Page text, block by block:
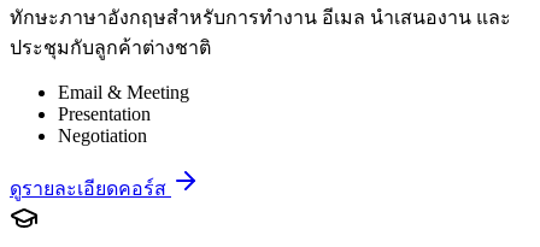
ทักษะภาษาอังกฤษสำหรับการทำงาน อีเมล นำเสนองาน และ
ประชุมกับลูกค้าต่างชาติ
Email & Meeting
Presentation
Negotiation
ดูรายละเอียดคอร์ส